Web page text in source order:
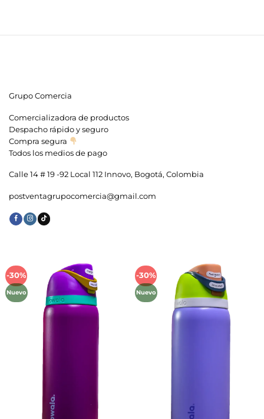
Grupo Comercia
Comercializadora de productos
Despacho rápido y seguro
Compra segura
Todos los medios de pago
Calle 14 # 19 -92 Local 112 Innovo, Bogotá, Colombia
postventagrupocomercia@gmail.com
-30%
Nuevo
Añadir
lista de
deseos
-30%
Nuevo
Añadir
lista de
deseos